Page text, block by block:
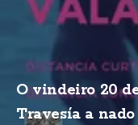
O vindeiro 20
Travesía a